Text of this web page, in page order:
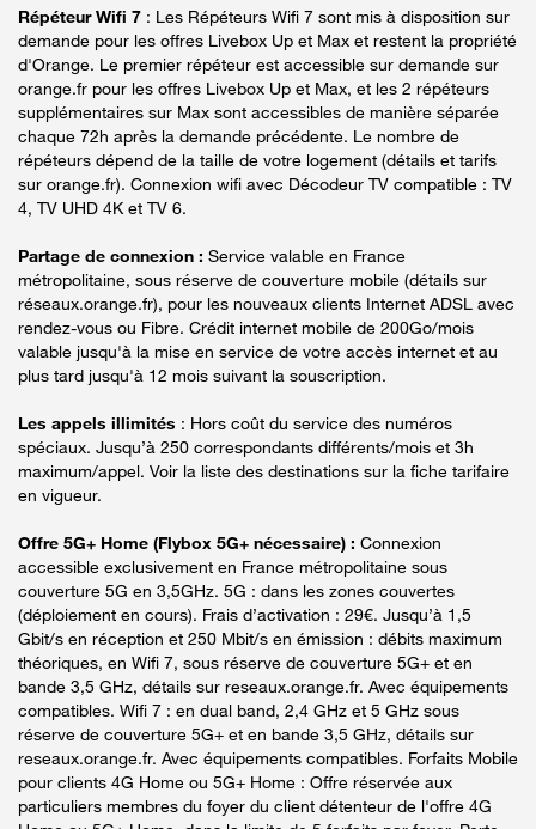
Répéteur Wifi 7 : Les Répéteurs Wifi 7 sont mis à disposition sur
demande pour les offres Livebox Up et Max et restent la propriété
d'Orange. Le premier répéteur est accessible sur demande sur
orange.fr pour les offres Livebox Up et Max, et les 2 répéteurs
supplémentaires sur Max sont accessibles de manière séparée
chaque 72h après la demande précédente. Le nombre de
répéteurs dépend de la taille de votre logement (détails et tarifs
sur orange.fr). Connexion wifi avec Décodeur TV compatible : TV
4, TV UHD 4K et TV 6.
Partage de connexion : Service valable en France
métropolitaine, sous réserve de couverture mobile (détails sur
réseaux.orange.fr), pour les nouveaux clients Internet ADSL avec
rendez-vous ou Fibre. Crédit internet mobile de 200Go/mois
valable jusqu'à la mise en service de votre accès internet et au
plus tard jusqu'à 12 mois suivant la souscription.
Les appels illimités : Hors coût du service des numéros
spéciaux. Jusqu’à 250 correspondants différents/mois et 3h
maximum/appel. Voir la liste des destinations sur la fiche tarifaire
en vigueur.
Offre 5G+ Home (Flybox 5G+ nécessaire) : Connexion
accessible exclusivement en France métropolitaine sous
couverture 5G en 3,5GHz. 5G : dans les zones couvertes
(déploiement en cours). Frais d’activation : 29€. Jusqu’à 1,5
Gbit/s en réception et 250 Mbit/s en émission : débits maximum
théoriques, en Wifi 7, sous réserve de couverture 5G+ et en
bande 3,5 GHz, détails sur reseaux.orange.fr. Avec équipements
compatibles. Wifi 7 : en dual band, 2,4 GHz et 5 GHz sous
réserve de couverture 5G+ et en bande 3,5 GHz, détails sur
reseaux.orange.fr. Avec équipements compatibles. Forfaits Mobile
pour clients 4G Home ou 5G+ Home : Offre réservée aux
particuliers membres du foyer du client détenteur de l'offre 4G